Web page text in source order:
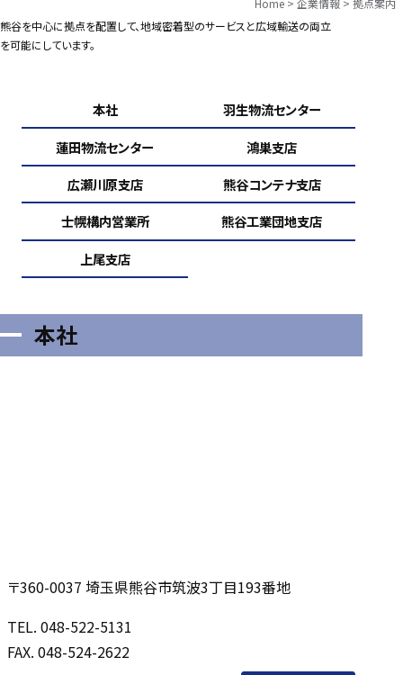
Home > 企業情報 > 拠点案内
熊谷を中心に拠点を配置して、地域密着型のサービスと広域輸送の両立
を可能にしています。
本社
羽生物流センター
蓮田物流センター
鴻巣支店
広瀬川原支店
熊谷コンテナ支店
士幌構内営業所
熊谷工業団地支店
上尾支店
本社
〒360-0037 埼玉県熊谷市筑波3丁目193番地
TEL. 048-522-5131
FAX. 048-524-2622